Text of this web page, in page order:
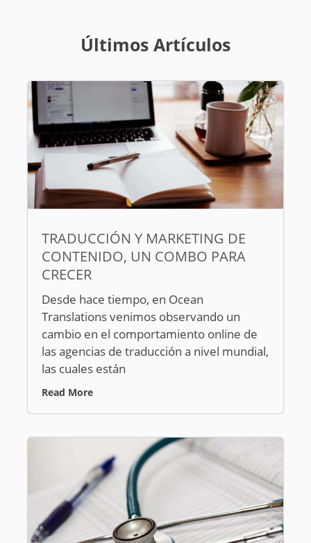
Últimos Artículos
TRADUCCIÓN Y MARKETING DE
CONTENIDO, UN COMBO PARA
CRECER
Desde hace tiempo, en Ocean
Translations venimos observando un
cambio en el comportamiento online de
las agencias de traducción a nivel mundial,
las cuales están
Read More